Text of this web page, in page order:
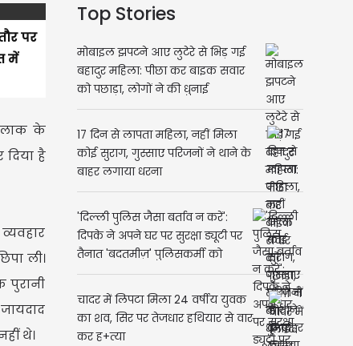
पर
में
के
है
ली।
पुरानी
थे।
Top Stories
मोबाइल झपटने आए लुटेरे से भिड़ गई
बहादुर महिला: पीछा कर बाइक सवार
को पछाड़ा, लोगों ने की धुनाई
17 दिन से लापता महिला, नहीं मिला
कोई सुराग, गुस्साए परिजनों ने थाने के
बाहर लगाया धरना
'दिल्ली पुलिस जैसा बर्ताव न करें':
दिपके ने अपने घर पर सुरक्षा ड्यूटी पर
तैनात 'बदतमीज़' पुलिसकर्मी को
हटाने की मांग की
चादर में लिपटा मिला 24 वर्षीय युवक
का शव, सिर पर तेजधार हथियार से वार
कर ह+त्या